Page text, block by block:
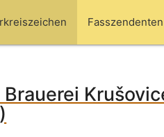
Fasszendenten